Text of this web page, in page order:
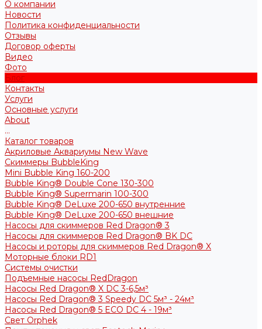
О компании
Новости
Политика конфиденциальности
Отзывы
Договор оферты
Видео
Фото
Блог
Контакты
Услуги
Основные услуги
About
...
Каталог товаров
Акриловые Аквариумы New Wave
Скиммеры BubbleKing
Mini Bubble King 160-200
Bubble King® Double Cone 130-300
Bubble King® Supermarin 100-300
Bubble King® DeLuxe 200-650 внутренние
Bubble King® DeLuxe 200-650 внешние
Насосы для скиммеров Red Dragon® 3
Насосы для скиммеров Red Dragon® BK DC
Насосы и роторы для скиммеров Red Dragon® X
Моторные блоки RD1
Системы очистки
Подъемные насосы RedDragon
Насосы Red Dragon® X DC 3-6,5м³
Насосы Red Dragon® 3 Speedy DC 5м³ - 24м³
Насосы Red Dragon® 5 ECO DC 4 - 19м³
Свет Orphek